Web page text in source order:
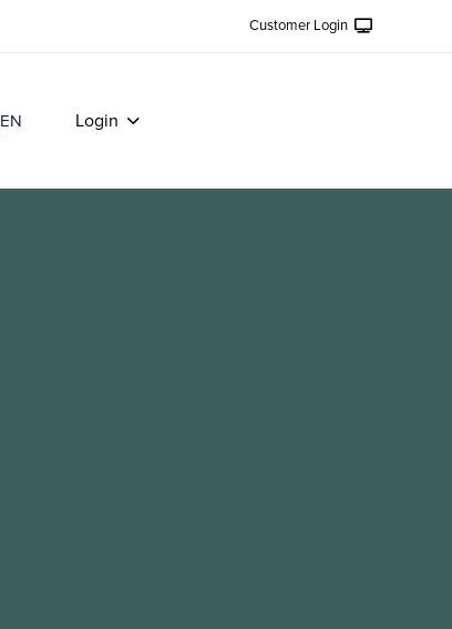
Customer Login
EN Login